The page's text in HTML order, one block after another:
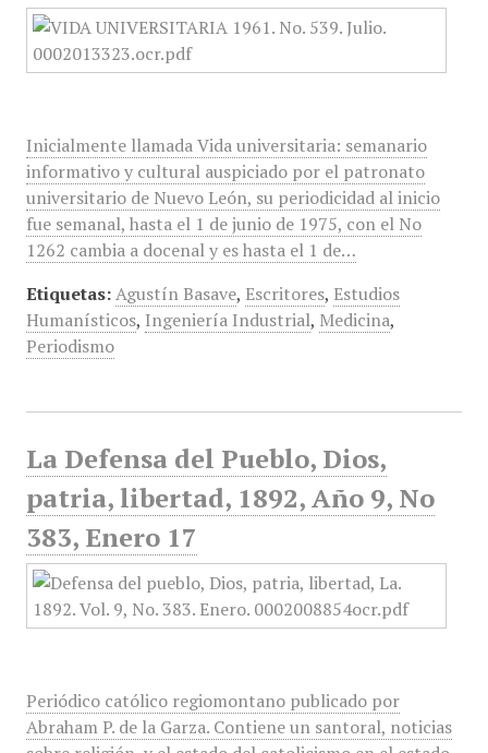
Inicialmente llamada Vida universitaria: semanario
informativo y cultural auspiciado por el patronato
universitario de Nuevo León, su periodicidad al inicio
fue semanal, hasta el 1 de junio de 1975, con el No
1262 cambia a docenal y es hasta el 1 de…
Etiquetas: Agustín Basave, Escritores, Estudios
Humanísticos, Ingeniería Industrial, Medicina,
Periodismo
La Defensa del Pueblo, Dios,
patria, libertad, 1892, Año 9, No
383, Enero 17
Periódico católico regiomontano publicado por
Abraham P. de la Garza. Contiene un santoral, noticias